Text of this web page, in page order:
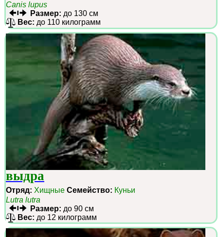
Canis lupus
Размер: до 130 см
Вес: до 110 килограмм
выдра
Отряд: Хищные Семейство: Куньи
Lutra lutra
Размер: до 90 см
Вес: до 12 килограмм